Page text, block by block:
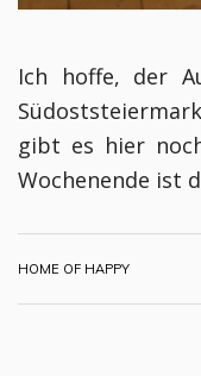
Ich hoffe, der
gibt es hier
Wochenende ist
HOME OF HAPPY